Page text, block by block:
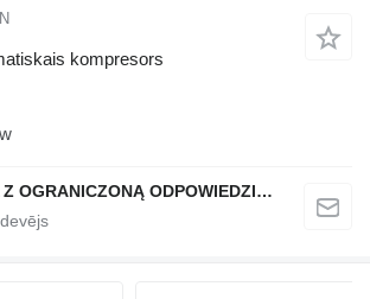
kompresors
QINDITO SPÓŁKA Z OGRANICZONĄ ODPOWIEDZIALNOŚCIĄ